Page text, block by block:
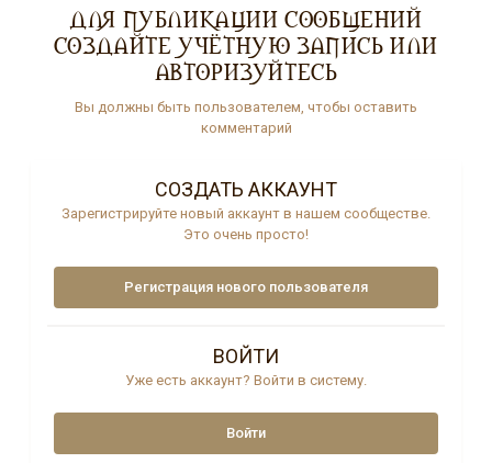
ДЛЯ ПУБЛИКАЦИИ СООБЩЕНИЙ
СОЗДАЙТЕ УЧЁТНУЮ ЗАПИСЬ ИЛИ
АВТОРИЗУЙТЕСЬ
Вы должны быть пользователем, чтобы оставить
комментарий
СОЗДАТЬ АККАУНТ
Зарегистрируйте новый аккаунт в нашем сообществе.
Это очень просто!
Регистрация нового пользователя
ВОЙТИ
Уже есть аккаунт? Войти в систему.
Войти